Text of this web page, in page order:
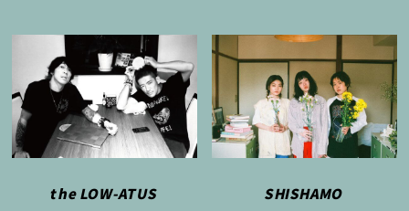
the LOW-ATUS SHISHAMO